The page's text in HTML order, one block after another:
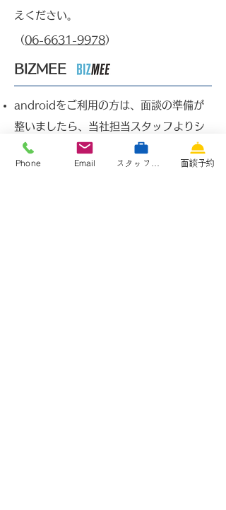
えください。​
（06-6631-9978）
BIZMEE
androidをご利用の方は、面談の準備が
整いましたら、当社担当スタッフ​よりシ
ョートメッセージにてroom nameが届
きます。
Phone Email 面談予約